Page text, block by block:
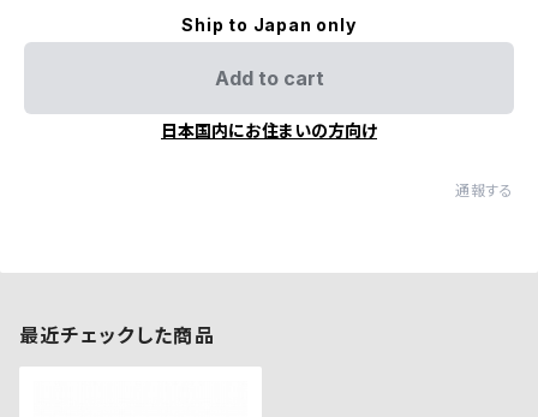
Ship to Japan only
Add to cart
日本国内にお住まいの方向け
通報する
最近チェックした商品